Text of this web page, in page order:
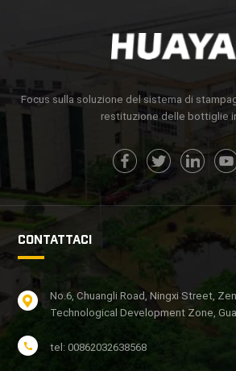
Focus sulla soluzione del sistema di
restituzione delle bottiglie
CONTATTACI
No.6, Chuangli Road, Ningxi Street,
Technological Development Zone,
tel: 00862032638568